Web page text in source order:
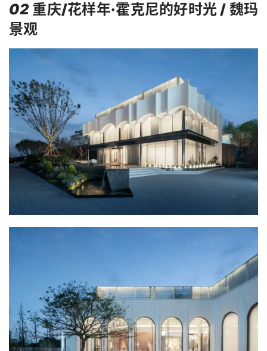
02 重庆/花样年·霍克尼的好时光 / 魏玛
景观